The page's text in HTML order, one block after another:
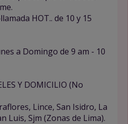
HOT.. de 10 y 15
a Domingo de 9 am - 10
Y DOMICILIO (No
Lince, San Isidro, La
Luis, Sjm (Zonas de Lima).